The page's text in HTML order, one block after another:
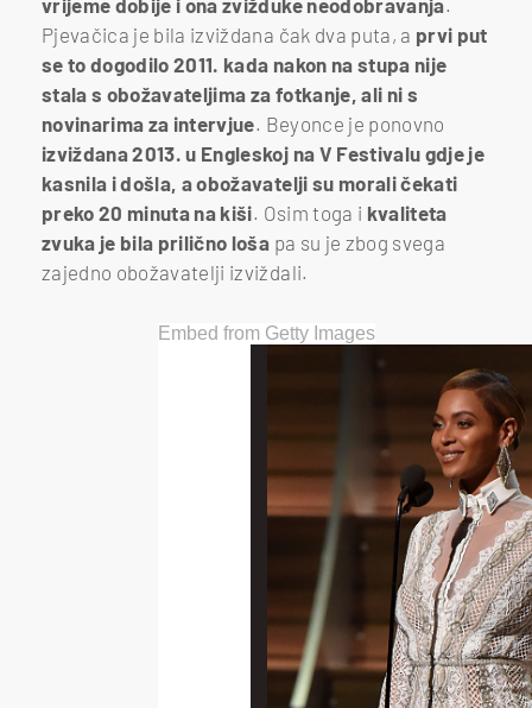
vrijeme dobije i ona zvižduke neodobravanja.
Pjevačica je bila izviždana čak dva puta, a prvi put
se to dogodilo 2011. kada nakon na stupa nije
stala s obožavateljima za fotkanje, ali ni s
novinarima za intervjue. Beyonce je ponovno
izviždana 2013. u Engleskoj na V Festivalu gdje je
kasnila i došla, a obožavatelji su morali čekati
preko 20 minuta na kiši. Osim toga i kvaliteta
zvuka je bila prilično loša pa su je zbog svega
zajedno obožavatelji izviždali.
Embed from Getty Images